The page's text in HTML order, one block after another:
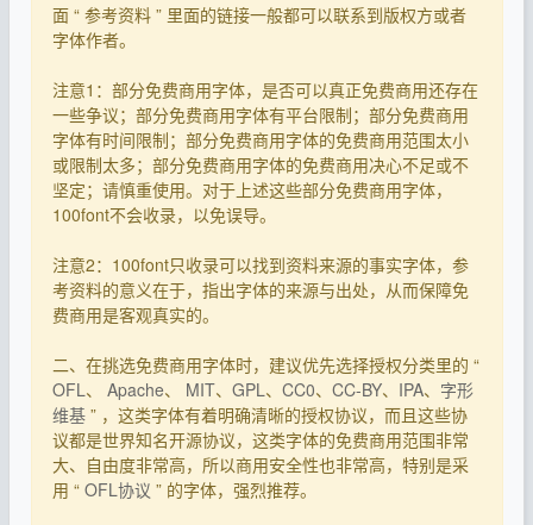
面 “ 参考资料 ” 里面的链接一般都可以联系到版权方或者
字体作者。
注意1：部分免费商用字体，是否可以真正免费商用还存在
一些争议；部分免费商用字体有平台限制；部分免费商用
字体有时间限制；部分免费商用字体的免费商用范围太小
或限制太多；部分免费商用字体的免费商用决心不足或不
坚定；请慎重使用。对于上述这些部分免费商用字体，
100font不会收录，以免误导。
注意2：100font只收录可以找到资料来源的事实字体，参
考资料的意义在于，指出字体的来源与出处，从而保障免
费商用是客观真实的。
二、在挑选免费商用字体时，建议优先选择授权分类里的 “
OFL 、 Apache、 MIT、 GPL 、 CC0、 CC-BY、 IPA、 字形
维基 ” ，这类字体有着明确清晰的授权协议，而且这些协
议都是世界知名开源协议，这类字体的免费商用范围非常
大、自由度非常高，所以商用安全性也非常高，特别是采
用 “ OFL协议 ” 的字体，强烈推荐。